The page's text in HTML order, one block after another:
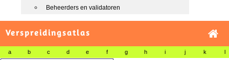
Beheerders en validatoren
Verspreidingsatlas
a b c d e f g h i j k l